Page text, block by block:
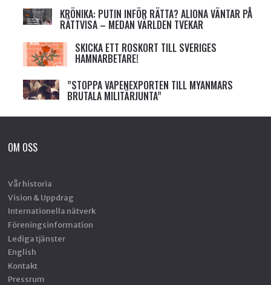
KRÖNIKA: PUTIN INFÖR RÄTTA? ALIONA VÄNTAR PÅ
RÄTTVISA – MEDAN VÄRLDEN TVEKAR
SKICKA ETT ROSKORT TILL SVERIGES
HAMNARBETARE!
”STOPPA VAPENEXPORTEN TILL MYANMARS
BRUTALA MILITÄRJUNTA”
OM OSS
Vår historia
Vision & Uppdrag
Internationella nätverk
Föreningsinformation
Lediga tjänster
English
Kontakt
Pressrum